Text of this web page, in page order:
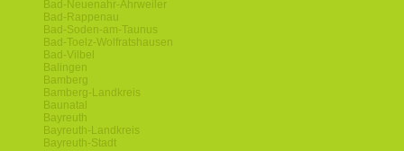
Bad-Neuenahr-Ahrweiler
Bad-Rappenau
Bad-Soden-am-Taunus
Bad-Toelz-Wolfratshausen
Bad-Vilbel
Balingen
Bamberg
Bamberg-Landkreis
Baunatal
Bayreuth
Bayreuth-Landkreis
Bayreuth-Stadt